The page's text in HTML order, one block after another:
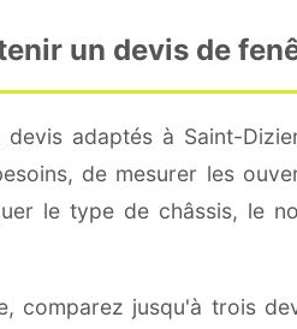
un devis de
devis adaptés à Saint-
de mesurer les
le type de châssis, le
comparez jusqu'à trois